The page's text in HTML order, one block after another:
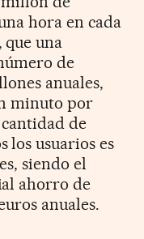
hora en cada
que una
de
anuales,
minuto por
de
los usuarios es
siendo el
ahorro de
anuales.